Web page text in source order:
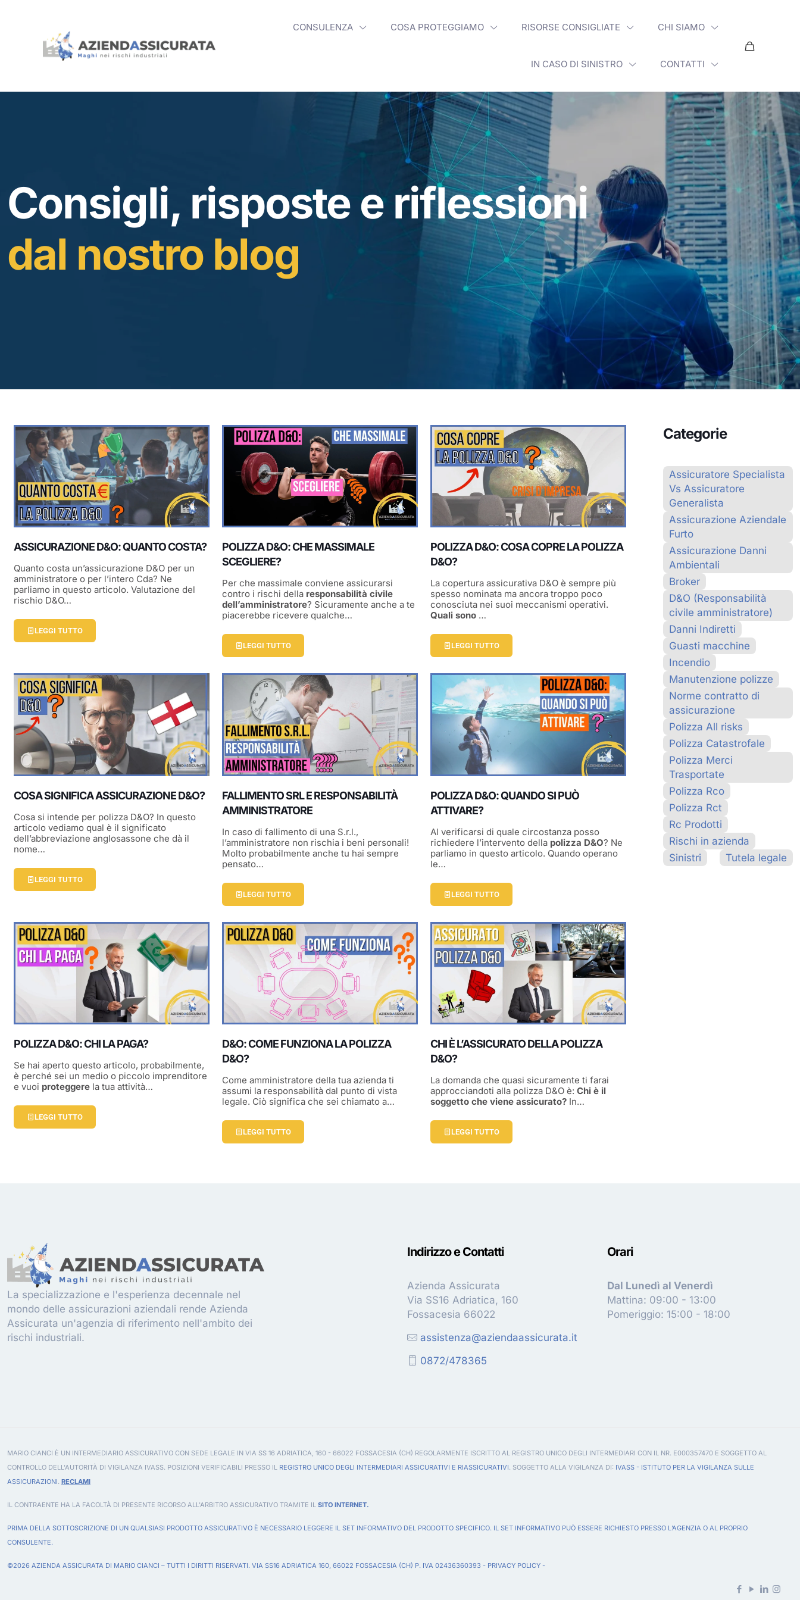
CONSULENZA COSA PROTEGGIAMO RISORSE CONSIGLIATE CHI SIAMO
IN CASO DI SINISTRO CONTATTI
Consigli, risposte e riflessioni
dal nostro blog
ASSICURAZIONE D&O: QUANTO COSTA?
Quanto costa un’assicurazione D&O per un
amministratore o per l’intero Cda? Ne
parliamo in questo articolo. Valutazione del
rischio D&O…
LEGGI TUTTO
POLIZZA D&O: CHE MASSIMALE
SCEGLIERE?
Per che massimale conviene assicurarsi
contro i rischi dellaresponsabilità civile
dell’amministratore? Sicuramente anche a te
piacerebbe ricevere qualche…
LEGGI TUTTO
POLIZZA D&O: COSA COPRE LA POLIZZA
D&O?
La copertura assicurativa D&O è sempre più
spesso nominata ma ancora troppo poco
conosciuta nei suoi meccanismi operativi.
Quali sono …
LEGGI TUTTO
COSA SIGNIFICA ASSICURAZIONE D&O?
Cosa si intende per polizza D&O? In questo
articolo vediamo qual è il significato
dell’abbreviazione anglosassone che dà il
nome…
LEGGI TUTTO
FALLIMENTO SRL E RESPONSABILITÀ
AMMINISTRATORE
In caso di fallimento di una S.r.l.,
l’amministratore non rischia i beni personali!
Molto probabilmente anche tu hai sempre
pensato…
LEGGI TUTTO
POLIZZA D&O: QUANDO SI PUÒ
ATTIVARE?
Al verificarsi di quale circostanza posso
richiedere l’intervento della polizza D&O? Ne
parliamo in questo articolo. Quando operano
le…
LEGGI TUTTO
POLIZZA D&O: CHI LA PAGA?
Se hai aperto questo articolo, probabilmente,
è perché sei un medio o piccolo imprenditore
e vuoi proteggere la tua attività…
LEGGI TUTTO
D&O: COME FUNZIONA LA POLIZZA
D&O?
Come amministratore della tua azienda ti
assumi la responsabilità dal punto di vista
legale. Ciò significa che sei chiamato a…
LEGGI TUTTO
CHI È L’ASSICURATO DELLA POLIZZA
D&O?
La domanda che quasi sicuramente ti farai
approcciandoti alla polizza D&O è:Chi è il
soggetto che viene assicurato? In…
LEGGI TUTTO
Categorie
Assicuratore Specialista
Vs Assicuratore
Generalista
Assicurazione Aziendale
Furto
Assicurazione Danni
Ambientali
Broker
D&O (Responsabilità
civile amministratore)
Danni Indiretti
Guasti macchine
Incendio
Manutenzione polizze
Norme contratto di
assicurazione
Polizza All risks
Polizza Catastrofale
Polizza Merci
Trasportate
Polizza Rco
Polizza Rct
Rc Prodotti
Rischi in azienda
Sinistri
Tutela legale
La specializzazione e l'esperienza decennale nel
mondo delle assicurazioni aziendali rende Azienda
Assicurata un'agenzia di riferimento nell'ambito dei
rischi industriali.
Indirizzo e Contatti
Azienda Assicurata
Via SS16 Adriatica, 160
Fossacesia 66022
assistenza@aziendaassicurata.it
0872/478365
Orari
Dal Lunedì al Venerdì
Mattina: 09:00 - 13:00
Pomeriggio: 15:00 - 18:00
MARIO CIANCI È UN INTERMEDIARIO ASSICURATIVO CON SEDE LEGALE IN VIA SS 16 ADRIATICA, 160 - 66022 FOSSACESIA (CH) REGOLARMENTE ISCRITTO AL REGISTRO UNICO DEGLI INTERMEDIARI CON IL NR. E000357470 E SOGGETTO AL
CONTROLLO DELL'AUTORITÀ DI VIGILANZA IVASS. POSIZIONI VERIFICABILI PRESSO IL REGISTRO UNICO DEGLI INTERMEDIARI ASSICURATIVI E RIASSICURATIVI. SOGGETTO ALLA VIGILANZA DI: IVASS - ISTITUTO PER LA VIGILANZA SULLE
ASSICURAZIONI. RECLAMI
IL CONTRAENTE HA LA FACOLTÀ DI PRESENTE RICORSO ALL'ARBITRO ASSICURATIVO TRAMITE IL SITO INTERNET.
PRIMA DELLA SOTTOSCRIZIONE DI UN QUALSIASI PRODOTTO ASSICURATIVO È NECESSARIO LEGGERE IL SET INFORMATIVO DEL PRODOTTO SPECIFICO. IL SET INFORMATIVO PUÒ ESSERE RICHIESTO PRESSO L’AGENZIA O AL PROPRIO
CONSULENTE.
©2026 AZIENDA ASSICURATA DI MARIO CIANCI – TUTTI I DIRITTI RISERVATI. VIA SS16 ADRIATICA 160, 66022 FOSSACESIA (CH) P. IVA 02436360393 - PRIVACY POLICY -